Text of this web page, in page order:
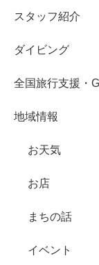
スタッフ紹介
ダイビング
全国旅行支援・
地域情報
お天気
お店
まちの話
イベント